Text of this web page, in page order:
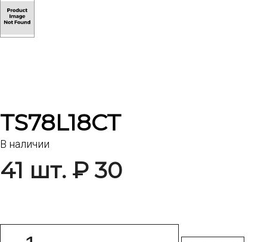
TS78L18CT
В наличии
41 шт. ₽ 30